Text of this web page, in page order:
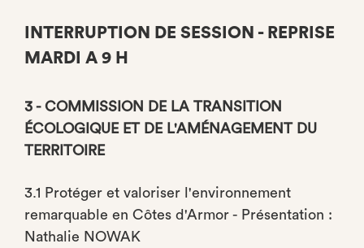
INTERRUPTION DE SESSION - REPRISE
MARDI A 9 H
3 - COMMISSION DE LA TRANSITION
ÉCOLOGIQUE ET DE L'AMÉNAGEMENT DU
TERRITOIRE
3.1 Protéger et valoriser l'environnement
remarquable en Côtes d'Armor - Présentation :
Nathalie NOWAK